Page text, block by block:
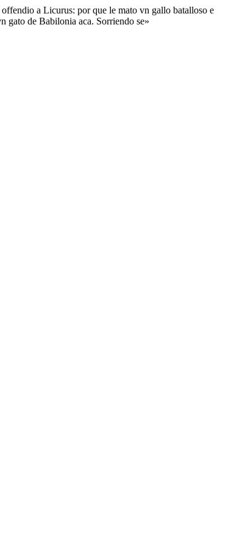
offendio a Licurus: por que le mato vn gallo batalloso e
gato de Babilonia aca. Sorriendo se»